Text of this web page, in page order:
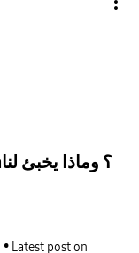
Latest post on